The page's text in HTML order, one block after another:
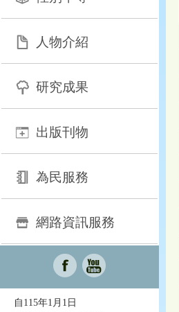
人物介紹
研究成果
出版刊物
為民服務
網路資訊服務
自115年1月1日